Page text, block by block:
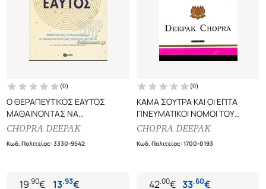
(0)
Ο ΘΕΡΑΠΕΥΤΙΚΟΣ ΕΑΥΤΟΣ
ΜΑΘΑΙΝΟΝΤΑΣ ΝΑ
ΘΩΡΑΚΙΖΟΥΜΕ ΤΟ
ΣΥΣΤΗΜΑ ΓΙΑ ΠΑΝΤΑ
CHOPRA DEEPAK
Κωδ. Πολιτείας:3330-9542
19.90€ 13.93€
(0)
ΚΑΜΑ ΣΟΥΤΡΑ ΚΑΙ ΟΙ ΕΠΤΑ
ΠΝΕΥΜΑΤΙΚΟΙ ΝΟΜΟΙ ΤΟΥ
ΕΡΩΤΑ
CHOPRA DEEPAK
Κωδ. Πολιτείας:1700-0193
42.00€ 33.60€